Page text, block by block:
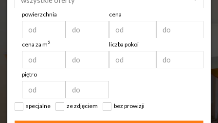
powierzchnia cena
cena za m2 liczba pokoi
piętro
specjalne ze zdjęciem bez prowizji